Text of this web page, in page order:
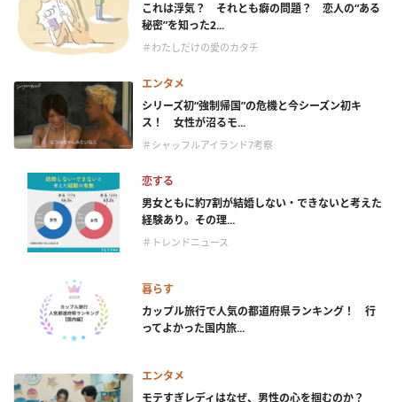
これは浮気？ それとも癖の問題？ 恋人の“ある
秘密”を知った2...
＃わたしだけの愛のカタチ
エンタメ
シリーズ初“強制帰国”の危機と今シーズン初キ
ス！ 女性が沼るモ...
＃シャッフルアイランド7考察
恋する
男女ともに約7割が結婚しない・できないと考えた
経験あり。その理...
＃トレンドニュース
暮らす
カップル旅行で人気の都道府県ランキング！ 行
ってよかった国内旅...
エンタメ
モテすぎレディはなぜ、男性の心を掴むのか？